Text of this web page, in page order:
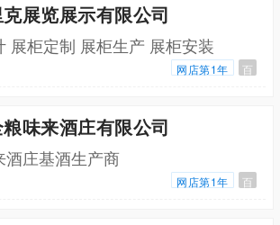
展览展示有限公司
展柜定制 展柜生产 展柜安装
网店第1年 百
味来酒庄有限公司
庄基酒生产商
网店第1年 百